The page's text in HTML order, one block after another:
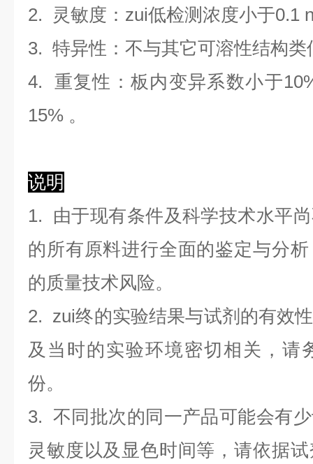
2. 灵敏度：zui低检测浓度小于0.1
3. 特异性：不与其它可溶性结构类
4. 重复性：板内变异系数小于10
15% 。
说明
1. 由于现有条件及科学技术水平
的所有原料进行全面的鉴定与分
的质量技术风险。
2. zui终的实验结果与试剂的有效
及当时的实验环境密切相关，请
份。
3. 不同批次的同一产品可能会有
灵敏度以及显色时间等，请依据